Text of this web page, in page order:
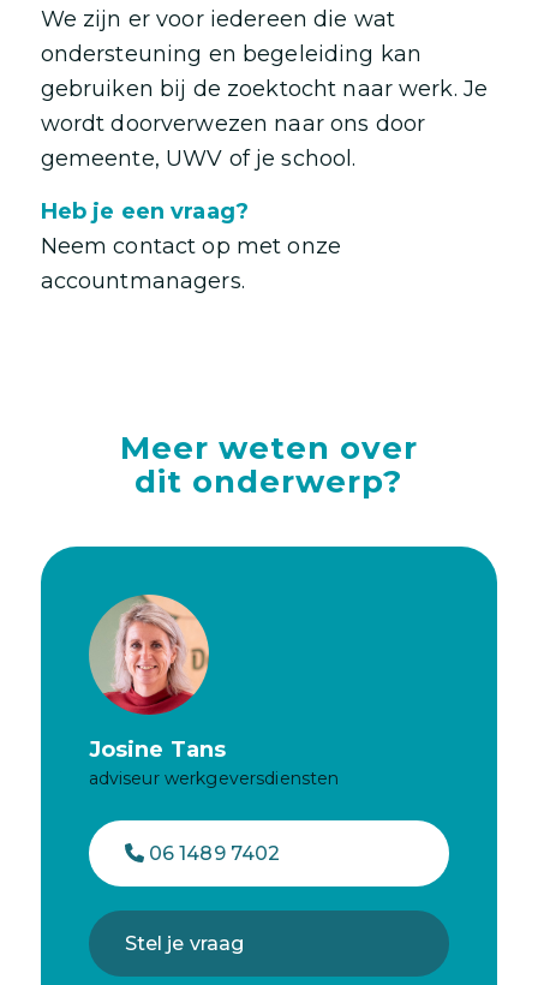
We zijn er voor iedereen die wat
ondersteuning en begeleiding kan
gebruiken bij de zoektocht naar werk. Je
wordt doorverwezen naar ons door
gemeente, UWV of je school.
Heb je een vraag?
Neem contact op met onze
accountmanagers.
Meer weten over
dit onderwerp?
Josine Tans
adviseur werkgeversdiensten
06 1489 7402
Stel je vraag